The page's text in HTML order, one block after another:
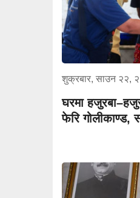
शुक्रबार, साउन २२,
घरमा
फेरि गोलीकाण्ड,